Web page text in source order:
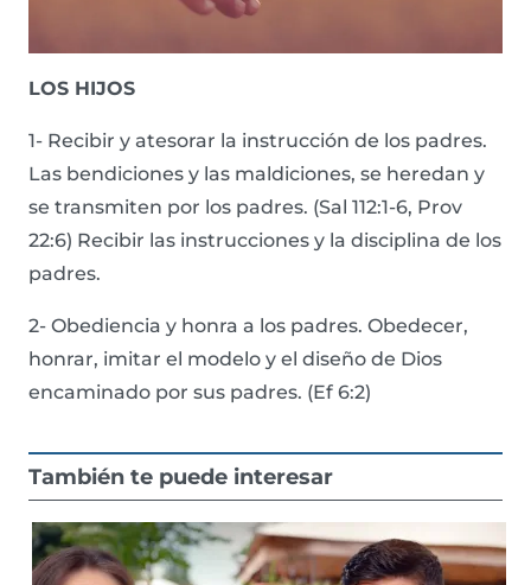
LOS HIJOS
1- Recibir y atesorar la instrucción de los padres.
Las bendiciones y las maldiciones, se heredan y
se transmiten por los padres. (Sal 112:1-6, Prov
22:6) Recibir las instrucciones y la disciplina de los
padres.
2- Obediencia y honra a los padres. Obedecer,
honrar, imitar el modelo y el diseño de Dios
encaminado por sus padres. (Ef 6:2)
También te puede interesar